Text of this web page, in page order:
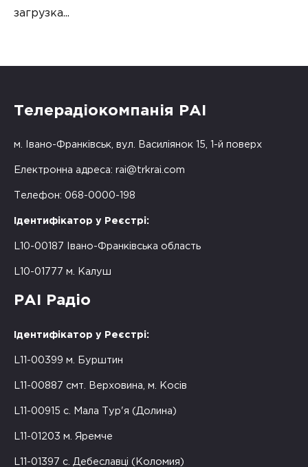
загрузка...
Телерадіокомпанія РАІ
м. Івано-Франківськ, вул. Василіянок 15, 1-й поверх
Електронна адреса: rai@trkrai.com
Телефон: 068-0000-198
Ідентифікатор у Реєстрі:
L10-00187 Івано-Франківська область
L10-01777 м. Калуш
РАІ Радіо
Ідентифікатор у Реєстрі:
L11-00399 м. Бурштин
L11-00887 смт. Верховина, м. Косів
L11-00915 с. Мала Тур'я (Долина)
L11-01203 м. Яремче
L11-01397 с. Дебеславці (Коломия)